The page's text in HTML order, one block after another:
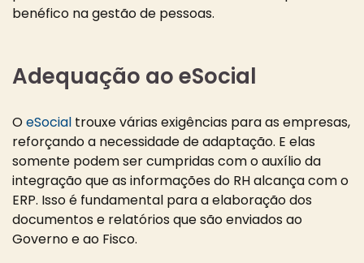
benéfico na gestão de pessoas.
Adequação ao eSocial
OeSocial trouxe várias exigências para as empresas,
reforçando a necessidade de adaptação. E elas
somente podem ser cumpridas com o auxílio da
integração que as informações do RH alcança com o
ERP. Isso é fundamental para a elaboração dos
documentos e relatórios que são enviados ao
Governo e ao Fisco.